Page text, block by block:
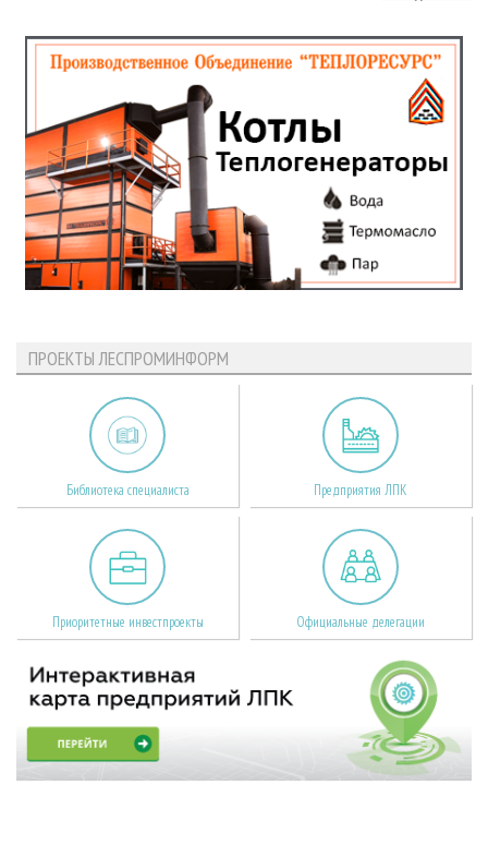
ПРОЕКТЫ ЛЕСПРОМИНФОРМ
Библиотека специалиста Предприятия ЛПК
Приоритетные инвестпроекты Официальные делегации